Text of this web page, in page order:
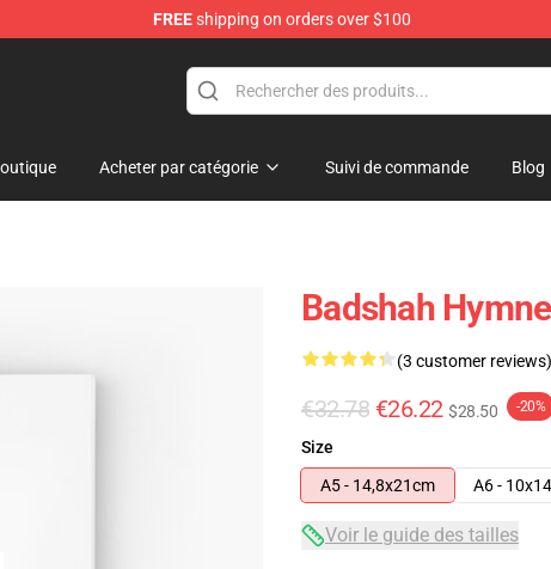
FREEshipping on orders over $100
Acheter par catégorie Suivi de commande Blog
Badshah
(3 customer reviews)
€32.78 €26.22 $28.50 -20%
Size
A5 - 14,8x21cm
A6 -
Voir le guide des tailles